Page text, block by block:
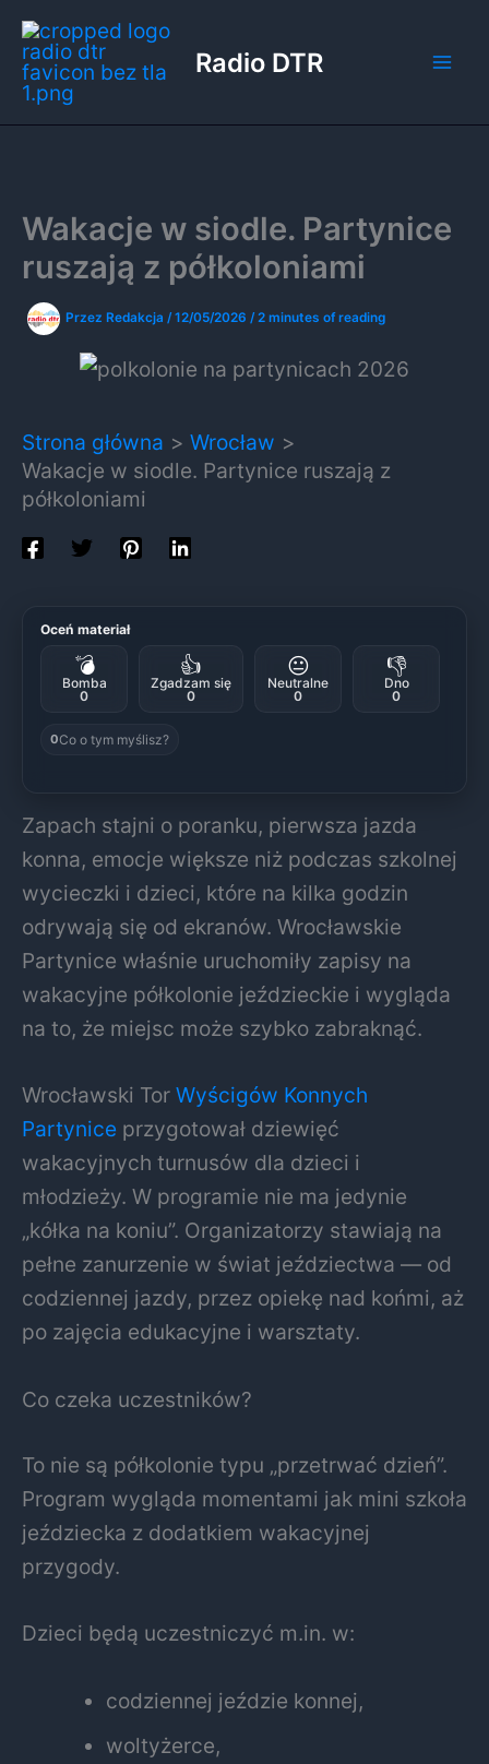
Przejdź
do
treści
Radio DTR
Wakacje w siodle. Partynice
ruszają z półkoloniami
Przez Redakcja /12/05/2026 /2 minutes of reading
Strona główna
Wrocław
Wakacje w siodle. Partynice ruszają z
półkoloniami
Oceń materiał
💣
Bomba
0
👍
Zgadzam się
0
😐
Neutralne
0
👎
Dno
0
0Co o tym myślisz?
Zapach stajni o poranku, pierwsza jazda
konna, emocje większe niż podczas szkolnej
wycieczki i dzieci, które na kilka godzin
odrywają się od ekranów. Wrocławskie
Partynice właśnie uruchomiły zapisy na
wakacyjne półkolonie jeździeckie i wygląda
na to, że miejsc może szybko zabraknąć.
Wrocławski Tor Wyścigów Konnych
Partynice przygotował dziewięć
wakacyjnych turnusów dla dzieci i
młodzieży. W programie nie ma jedynie
„kółka na koniu”. Organizatorzy stawiają na
pełne zanurzenie w świat jeździectwa — od
codziennej jazdy, przez opiekę nad końmi, aż
po zajęcia edukacyjne i warsztaty.
Co czeka uczestników?
To nie są półkolonie typu „przetrwać dzień”.
Program wygląda momentami jak mini szkoła
jeździecka z dodatkiem wakacyjnej
przygody.
Dzieci będą uczestniczyć m.in. w:
codziennej jeździe konnej,
woltyżerce,